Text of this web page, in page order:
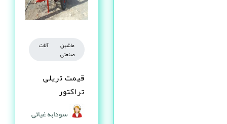
ماشین آلات
صنعتی
قیمت تریلی
تراکتور
سودابه غیاثی